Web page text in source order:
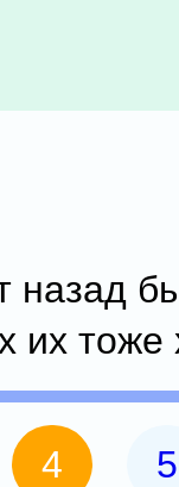
назад
их тоже
4 5